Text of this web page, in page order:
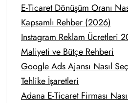
E-Ticaret Dönüşüm Oranı
Kapsamlı Rehber (2026)
Instagram Reklam Ücretleri
Maliyeti ve Bütçe Rehberi
Google Ads Ajansı Nasıl
Tehlike İşaretleri
Adana E-Ticaret Firması